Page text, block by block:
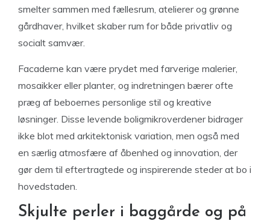
smelter sammen med fællesrum, atelierer og grønne
gårdhaver, hvilket skaber rum for både privatliv og
socialt samvær.
Facaderne kan være prydet med farverige malerier,
mosaikker eller planter, og indretningen bærer ofte
præg af beboernes personlige stil og kreative
løsninger. Disse levende boligmikroverdener bidrager
ikke blot med arkitektonisk variation, men også med
en særlig atmosfære af åbenhed og innovation, der
gør dem til eftertragtede og inspirerende steder at bo i
hovedstaden.
Skjulte perler i baggårde og på